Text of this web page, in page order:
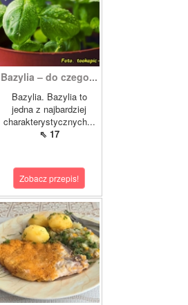
Bazylia – do czego...
Bazylia. Bazylia to
jedna z najbardziej
charakterystycznych...
⇖ 17
Zobacz przepis!